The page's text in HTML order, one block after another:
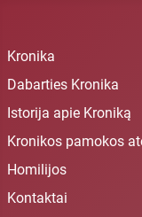
Kronika
Dabarties Kronika
Istorija apie Kroniką
Kronikos pamokos
Homilijos
Kontaktai